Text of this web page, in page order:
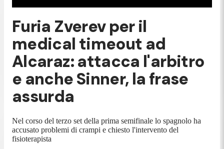
Furia Zverev per il
medical timeout ad
Alcaraz: attacca l'arbitro
e anche Sinner, la frase
assurda
Nel corso del terzo set della prima semifinale lo spagnolo ha
accusato problemi di crampi e chiesto l'intervento del
fisioterapista